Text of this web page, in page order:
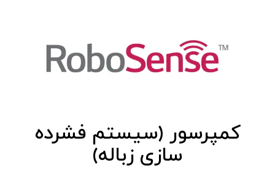
کمپرسور (سیستم فشرده
سازی زباله)